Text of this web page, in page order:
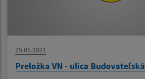
25.05.2021
Preložka VN - ulica Budovateľská